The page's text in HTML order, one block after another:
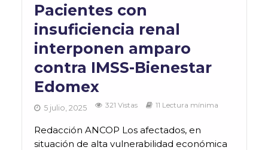
Pacientes con
insuficiencia renal
interponen amparo
contra IMSS-Bienestar
Edomex
5 julio, 2025 321 Vistas 11 Lectura mínima
Redacción ANCOP Los afectados, en
situación de alta vulnerabilidad económica